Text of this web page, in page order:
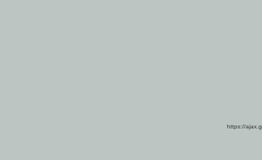
https://